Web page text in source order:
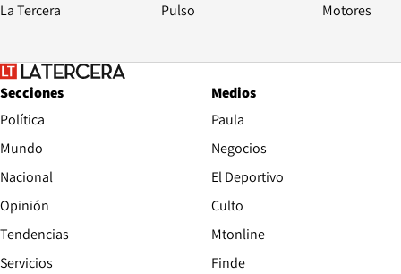
La Tercera Pulso Motores
Secciones
Política
Mundo
Nacional
Opinión
Tendencias
Servicios
Medios
Paula
Negocios
El Deportivo
Culto
Mtonline
Finde